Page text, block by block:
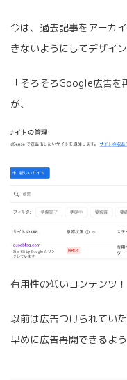
今は、過去記事をアーカ
きないようにしてデザイ
「そろそろGoogle広告
が、
有用性の低いコンテンツ
以前は広告つけられてい
早めに広告再開できるよ